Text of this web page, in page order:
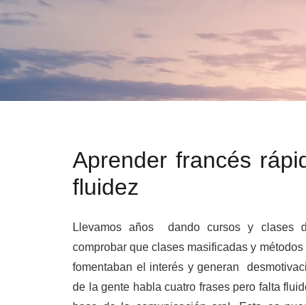
Aprender francés
fluidez
Llevamos años dando cursos y clases
comprobar que clases masificadas y
fomentaban el interés y generan
de la gente habla cuatro frases pero falta